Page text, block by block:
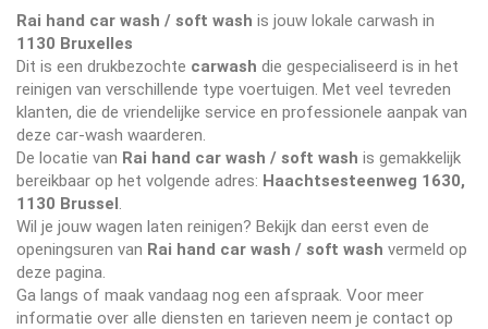
Rai hand car wash / soft wash is jouw lokale carwash in
1130 Bruxelles
Dit is een drukbezochte carwash die gespecialiseerd is in het
reinigen van verschillende type voertuigen. Met veel tevreden
klanten, die de vriendelijke service en professionele aanpak van
deze car-wash waarderen.
De locatie van Rai hand car wash / soft wash is gemakkelijk
bereikbaar op het volgende adres: Haachtsesteenweg 1630,
1130 Brussel.
Wil je jouw wagen laten reinigen? Bekijk dan eerst even de
openingsuren van Rai hand car wash / soft wash vermeld op
deze pagina.
Ga langs of maak vandaag nog een afspraak. Voor meer
informatie over alle diensten en tarieven neem je contact op